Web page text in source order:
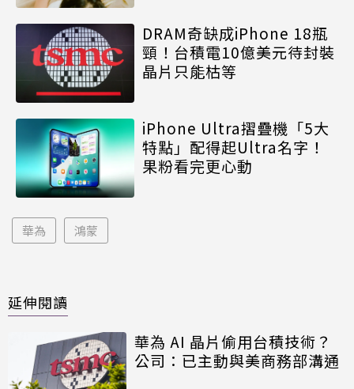
DRAM奇缺成iPhone 18瓶
頸！台積電10億美元待封裝
晶片只能枯等
iPhone Ultra摺疊機「5大
特點」配得起Ultra名字！
果粉看完更心動
華為 鴻蒙
延伸閱讀
華為 AI 晶片偷用台積技術？
公司：已主動與美商務部溝通